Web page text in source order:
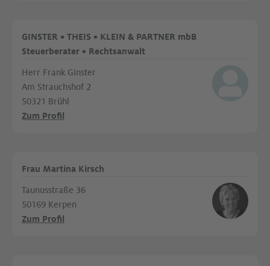
GINSTER • THEIS • KLEIN & PARTNER mbB
Steuerberater • Rechtsanwalt
Herr Frank Ginster
Am Strauchshof 2
50321 Brühl
Zum Profil
Frau Martina Kirsch
Taunusstraße 36
50169 Kerpen
Zum Profil